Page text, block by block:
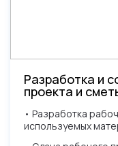
Разработка и
проекта и
• Разработка
используемых
И менеджер
в самое
Не нашли
с вами и ответим на